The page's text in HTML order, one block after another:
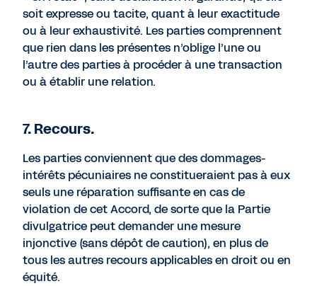
soit expresse ou tacite, quant à leur exactitude
ou à leur exhaustivité. Les parties comprennent
que rien dans les présentes n’oblige l’une ou
l’autre des parties à procéder à une transaction
ou à établir une relation.
7. Recours.
Les parties conviennent que des dommages-
intérêts pécuniaires ne constitueraient pas à eux
seuls une réparation suffisante en cas de
violation de cet Accord, de sorte que la Partie
divulgatrice peut demander une mesure
injonctive (sans dépôt de caution), en plus de
tous les autres recours applicables en droit ou en
équité.